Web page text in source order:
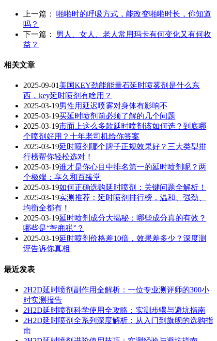
上一篇： 啪啪时的呼吸方式，能改变啪啪时长，你知道
吗？
下一篇： 男人、女人、老人常用玛卡有何变化又有何收
益？
相关文章
2025-09-01 美国KEY劲能能量石延时喷雾剂是什么东
西，key延时喷剂有啥用？
2025-03-19男性用延迟喷雾对身体有影响不
2025-03-19买延时喷剂前必须了解的几个问题
2025-03-19市面上这么多款延时喷剂该如何选？到底哪
个喷剂好用？十年老司机给你答案
2025-03-19延时喷剂哪个牌子正规效果好？三大类型排
行榜帮你轻松选对！
2025-03-19谁才是你心目中排名第一的延时喷剂呢？两
个极端：享久和百臻堂
2025-03-19如何正确选购延时喷剂：关键问题全解析！
2025-03-19实测推荐：延时喷剂排行榜，温和、强劲、
均衡全都有！
2025-03-19延时喷剂成分大揭秘：哪些成分真的有效？
哪些是“智商税”？
2025-03-19延时喷剂价格差10倍，效果差多少？深度测
评告诉你真相
最近发表
2H2D延时喷剂副作用全解析：一位专业测评师的300小
时实测报告
2H2D延时喷剂科学使用全攻略：实测步骤与避坑指南
2H2D延时喷剂全系列深度解析：从入门到旗舰的选购指
南